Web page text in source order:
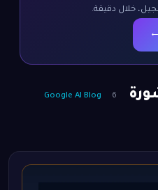
خلال دقيقة.
Google AI Blog 6